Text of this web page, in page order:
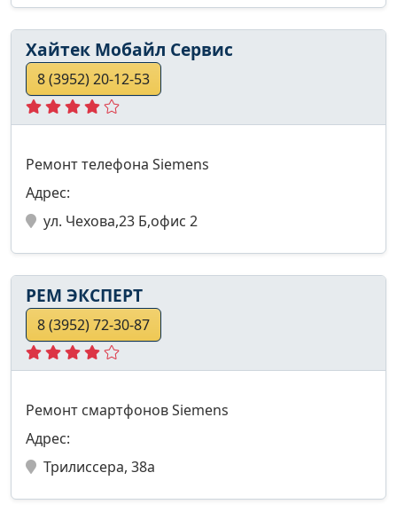
Хайтек Мобайл Сервис
8 (3952) 20-12-53
Ремонт телефона Siemens
Адрес:
ул. Чехова,23 Б,офис 2
РЕМ ЭКСПЕРТ
8 (3952) 72-30-87
Ремонт смартфонов Siemens
Адрес:
Трилиссера, 38а